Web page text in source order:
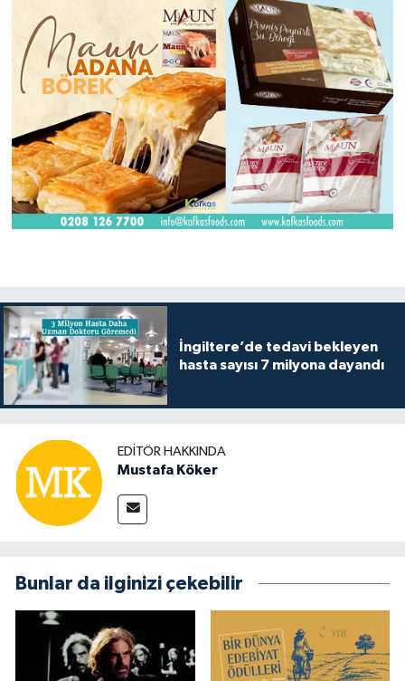
İngiltere’de tedavi bekleyen
hasta sayısı 7 milyona dayandı
EDITÖR HAKKINDA
Mustafa Köker
Bunlar da ilginizi çekebilir